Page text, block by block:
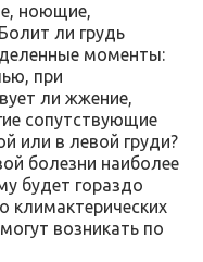
ноющие,
ли грудь
моменты:
при
ли жжение,
сопутствующие
или в левой груди?
болезни наиболее
будет гораздо
климактерических
возникать по